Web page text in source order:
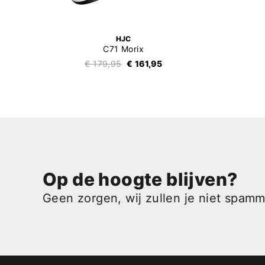
HJC
C71 Morix
€ 179,95 € 161,95
Op de hoogte blijven?
Geen zorgen, wij zullen je niet